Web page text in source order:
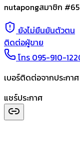
nutapongสมาชิก #
ยังไม่ยืนยันตัวตน
ติดต่อผู้ขาย
โทร 095-910-
เบอร์ติดต่อจากประก
แชร์ประกาศ